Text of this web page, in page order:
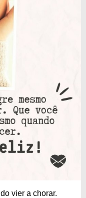
vier a chorar.